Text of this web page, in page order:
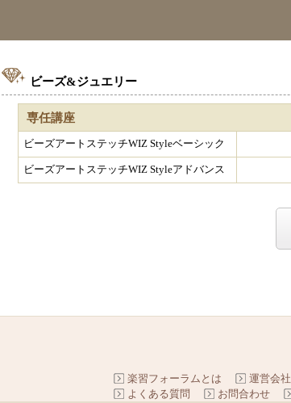
ビーズ&ジュエリー
専任講座
ビーズアートステッチWIZ Styleベーシック
ビーズアートステッチWIZ Styleアドバンス
楽習フォーラムとは 運営会社
よくある質問
お問合わせ